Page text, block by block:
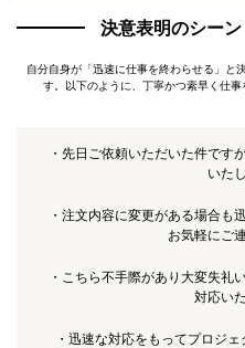
決意表明のシーン
自分自身が「迅速に仕事を終わらせる」と
す。以下のように、丁寧かつ素早く仕事
・先日ご依頼いただいた件です
いた
・注文内容に変更がある場合も
お気軽にご
・こちら不手際があり大変失礼
対応い
・迅速な対応をもってプロジ